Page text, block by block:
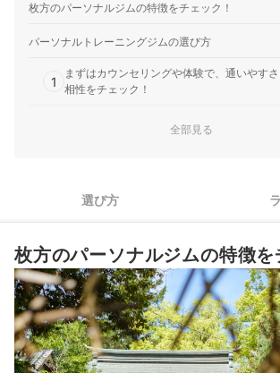
枚方のパーソナルジムの特徴をチェック！
パーソナルトレーニングジムの選び方
1
まずはカウンセリングや体験で、通いやす
相性をチェック！
目的や通いたい期間に合わせてプランを選ぼ
手ぶらで通いたい人は、レンタル品や設備
5 ェック
枚方のパーソナルジム全3選おすすめ人気ランキン
パーソナルジムとスポーツジム、どちらを選べばよ
パーソナルジムってどのくらい通えばいい？
全部見る
選び方
枚方のパーソナルジムの特徴を